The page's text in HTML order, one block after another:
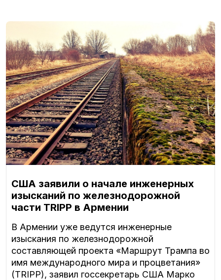
США заявили о начале инженерных
изысканий по железнодорожной
части TRIPP в Армении
В Армении уже ведутся инженерные
изыскания по железнодорожной
составляющей проекта «Маршрут Трампа во
имя международного мира и процветания»
(TRIPP), заявил госсекретарь США Марко